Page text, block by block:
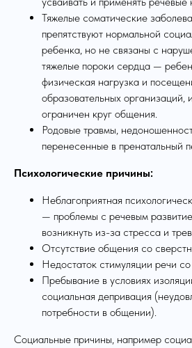
Тяжелые соматические
препятствуют нормальной
ребенка, но не связаны с
тяжелые пороки сердца —
физическая нагрузка и
образовательных организаций,
ограничен круг общения.
Родовые травмы,
перенесенные в пренатальный
Психологические причины:
Неблагоприятная
— проблемы с речевым
возникнуть из-за стресса и
Отсутствие общения со
Недостаток стимуляции речи
Пребывание в условиях
социальная депривация
потребности в общении).
Социальные причины, например